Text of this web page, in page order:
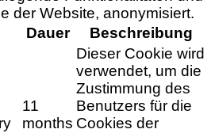
der Website, anonymisiert.
Dauer Beschreibung
11
months
Dieser Cookie wird
verwendet, um die
Zustimmung des
Benutzers für die
Cookies der